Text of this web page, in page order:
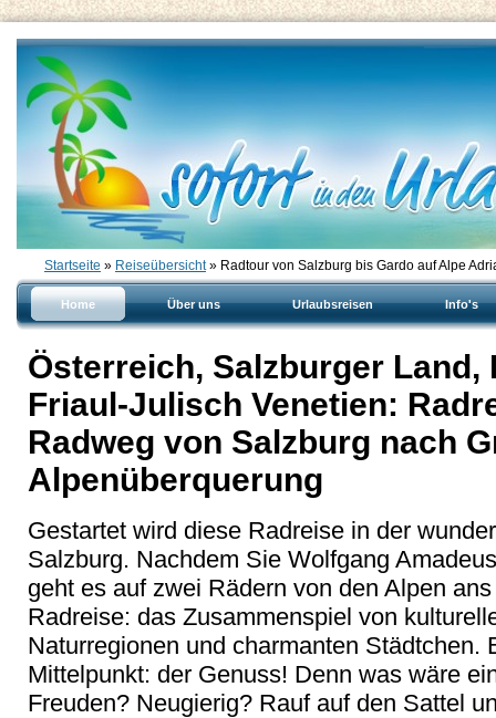
Startseite » Reiseübersicht» Radtour von Salzburg bis Gardo auf Alpe
Home Über uns Urlaubsreisen Info's
Österreich, Salzburger Land,
Friaul-Julisch Venetien:
Radweg von Salzburg nach
Alpenüberquerung
Gestartet wird diese Radreise in der
Salzburg. Nachdem Sie Wolfgang
geht es auf zwei Rädern von den Alpen
Radreise: das Zusammenspiel von
Naturregionen und charmanten Städtchen.
Mittelpunkt: der Genuss! Denn was wäre
Freuden? Neugierig? Rauf auf den Sattel